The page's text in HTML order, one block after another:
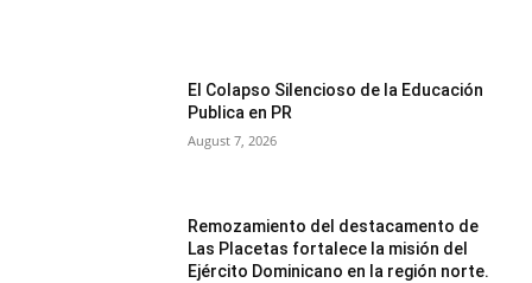
El Colapso Silencioso de la Educación
Publica en PR
August 7, 2026
Remozamiento del destacamento de
Las Placetas fortalece la misión del
Ejército Dominicano en la región norte.